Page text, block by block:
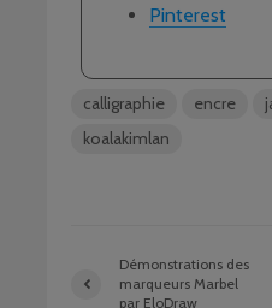
Pinterest
calligraphie encre
koalakimlan
Démonstrations des
marqueurs Marbel
par EloDraw